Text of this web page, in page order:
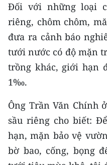
VỀ BÁO NHÂN DÂN
THỜI NAY
NHÂN DÂN CUỐI TUẦN
MUA BÁO
ĐỌC BÁO IN
Đối với những loại
riêng, chôm chôm,
đưa ra cảnh báo
tưới nước có độ mặn
trồng khác, giới hạn
1‰.
Ông Trần Văn Chính
sầu riêng cho biết:
hạn, mặn bảo vệ
bờ bao, cống, bọng